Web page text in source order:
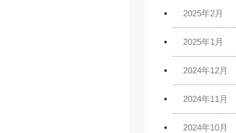
2025年2月
2025年1月
2024年12月
2024年11月
2024年10月